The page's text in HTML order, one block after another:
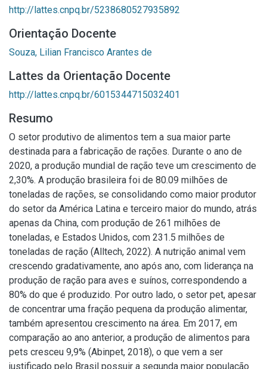
http://lattes.cnpq.br/5238680527935892
Orientação Docente
Souza, Lilian Francisco Arantes de
Lattes da Orientação Docente
http://lattes.cnpq.br/6015344715032401
Resumo
O setor produtivo de alimentos tem a sua maior parte
destinada para a fabricação de rações. Durante o ano de
2020, a produção mundial de ração teve um crescimento de
2,30%. A produção brasileira foi de 80.09 milhões de
toneladas de rações, se consolidando como maior produtor
do setor da América Latina e terceiro maior do mundo, atrás
apenas da China, com produção de 261 milhões de
toneladas, e Estados Unidos, com 231.5 milhões de
toneladas de ração (Alltech, 2022). A nutrição animal vem
crescendo gradativamente, ano após ano, com liderança na
produção de ração para aves e suínos, correspondendo a
80% do que é produzido. Por outro lado, o setor pet, apesar
de concentrar uma fração pequena da produção alimentar,
também apresentou crescimento na área. Em 2017, em
comparação ao ano anterior, a produção de alimentos para
pets cresceu 9,9% (Abinpet, 2018), o que vem a ser
justificado pelo Brasil possuir a segunda maior população